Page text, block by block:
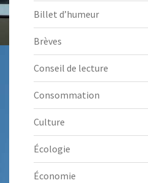
Billet d’humeur
Brèves
Conseil de lecture
Consommation
Culture
Écologie
Économie